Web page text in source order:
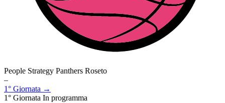
People Strategy Panthers Roseto
–
1° Giornata →
1° Giornata In programma